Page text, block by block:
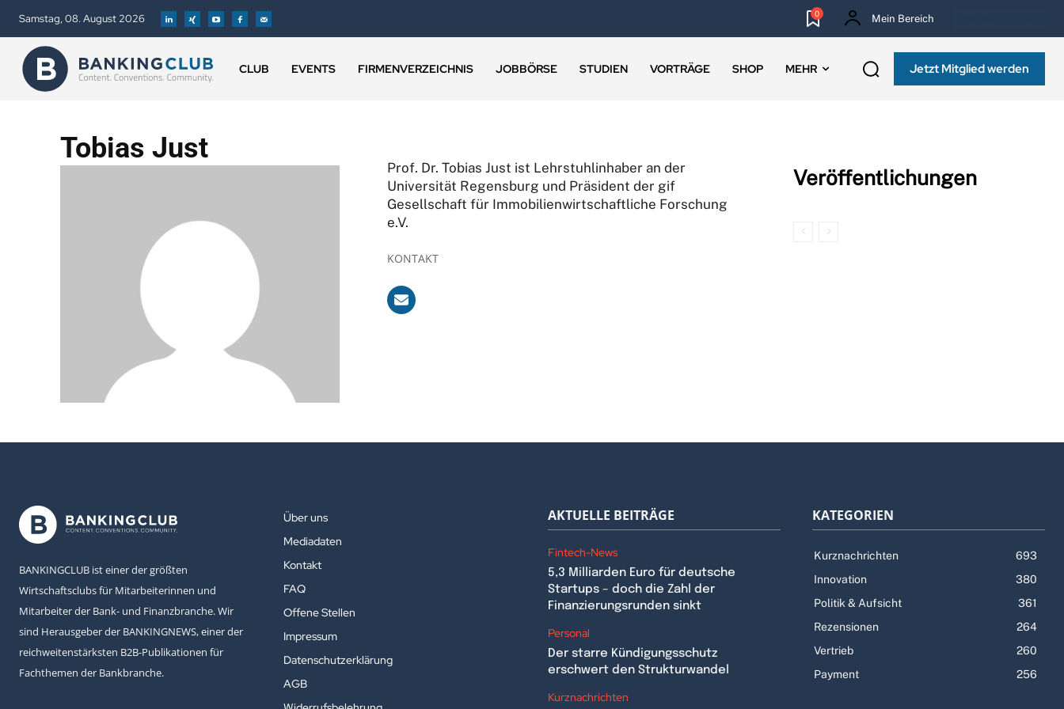
Samstag, 08. August 2026 0 Mein Bereich
CLUB EVENTS FIRMENVERZEICHNIS JOBBÖRSE STUDIEN VORTRÄGE SHOP MEHR Jetzt Mitglied werden
Tobias Just
Prof. Dr. Tobias Just ist Lehrstuhlinhaber an der
Universität Regensburg und Präsident der gif
Gesellschaft für Immobilienwirtschaftliche Forschung
e.V.
KONTAKT
Veröffentlichungen
BANKINGCLUB ist einer der größten
Wirtschaftsclubs für Mitarbeiterinnen und
Mitarbeiter der Bank- und Finanzbranche. Wir
sind Herausgeber der BANKINGNEWS, einer der
reichweitenstärksten B2B-Publikationen für
Fachthemen der Bankbranche.
Über uns
Mediadaten
Kontakt
FAQ
Offene Stellen
Impressum
Datenschutzerklärung
AGB
AKTUELLE BEITRÄGE
Fintech-News
5,3 Milliarden Euro für deutsche
Startups – doch die Zahl der
Finanzierungsrunden sinkt
Personal
Der starre Kündigungsschutz
erschwert den Strukturwandel
Kurznachrichten
KATEGORIEN
Kurznachrichten
693
Innovation
380
Politik & Aufsicht
361
Rezensionen
264
Vertrieb
260
Payment
256